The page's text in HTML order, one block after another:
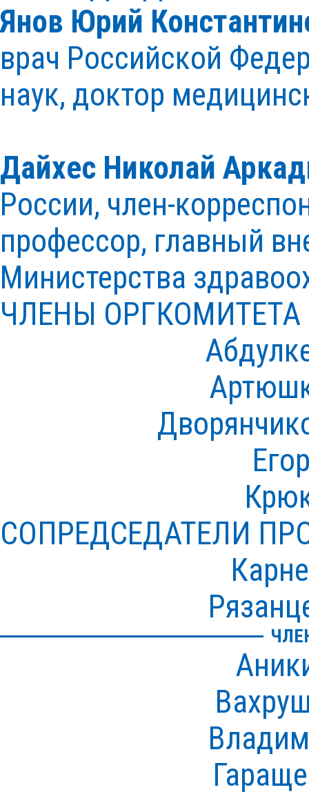
Янов Юрий
врач Российской
наук, доктор
Дайхес Николай
России, член-
профессор, главный
Министерства
ЧЛЕНЫ ОРГКОМИТЕТА
СОПРЕДСЕДАТЕЛИ